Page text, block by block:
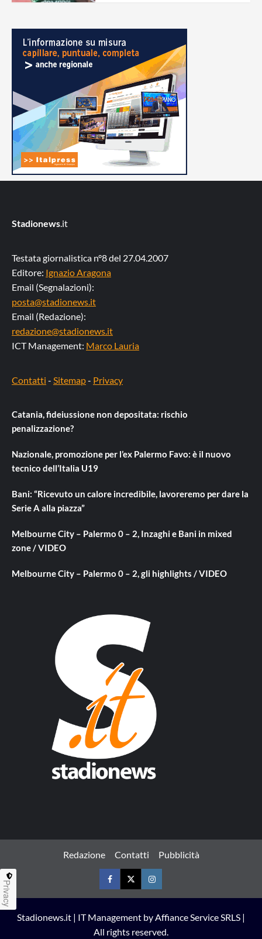
Stadionews.it
Testata giornalistica n°8 del 27.04.2007
Editore: Ignazio Aragona
Email (Segnalazioni):
posta@stadionews.it
Email (Redazione):
redazione@stadionews.it
ICT Management: Marco Lauria
Contatti - Sitemap- Privacy
Catania, fideiussione non depositata: rischio
penalizzazione?
Nazionale, promozione per l’ex Palermo Favo: è il nuovo
tecnico dell’Italia U19
Bani: “Ricevuto un calore incredibile, lavoreremo per dare la
Serie A alla piazza”
Melbourne City – Palermo 0 – 2, Inzaghi e Bani in mixed
zone / VIDEO
Melbourne City – Palermo 0 – 2, gli highlights / VIDEO
Redazione Contatti Pubblicità
FacebookTwitterInstagram
Stadionews.it | IT Management by Affiance Service SRLS |
All rights reserved.
Privacy